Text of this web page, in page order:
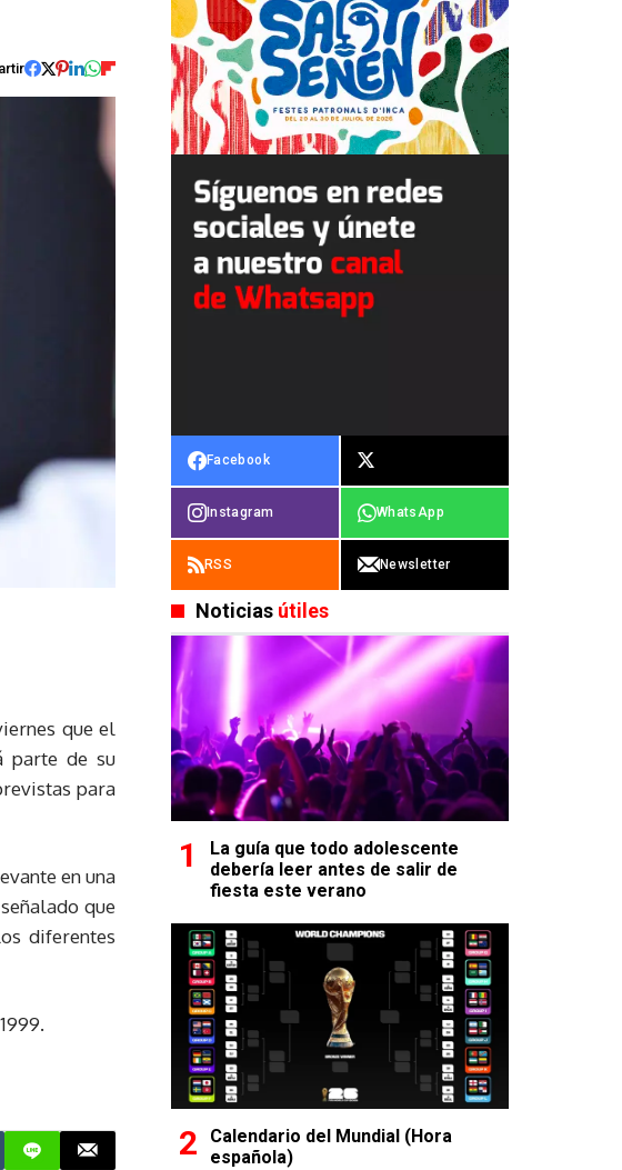
que el
parte de su
para
en una
que
diferentes
Facebook
Instagram WhatsApp
RSS Newsletter
Noticias útiles
La guía que todo adolescente
debería leer antes de salir de
fiesta este verano
Calendario del Mundial (Hora
española)